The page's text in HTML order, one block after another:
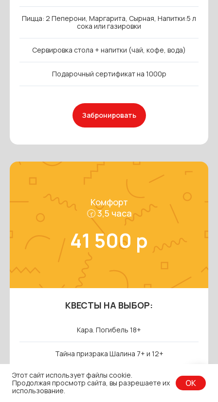
Пицца: 2 Пеперони, Маргарита, Сырная, Напитки:5 л
сока или газировки
Сервировка стола + напитки (чай, кофе, вода)
Подарочный сертификат на 1000р
Забронировать
Комфорт
🕝 3,5 часа
41 500 р
КВЕСТЫ НА ВЫБОР:
Кара. Погибель 18+
Тайна призрака Шалина 7+ и 12+
Гарри Поттер и Философский камень 7+
Этот сайт использует файлы cookie.
Продолжая просмотр сайта, вы разрешаете их
использование.
OK